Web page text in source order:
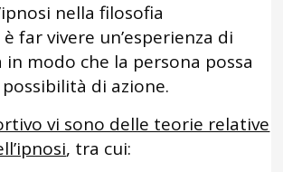
nella filosofia
far vivere un’esperienza di
in modo che la persona possa
di azione.
vi sono delle teorie relative
, tra cui: